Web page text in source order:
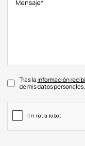
Tras la información
de mis datos personales.